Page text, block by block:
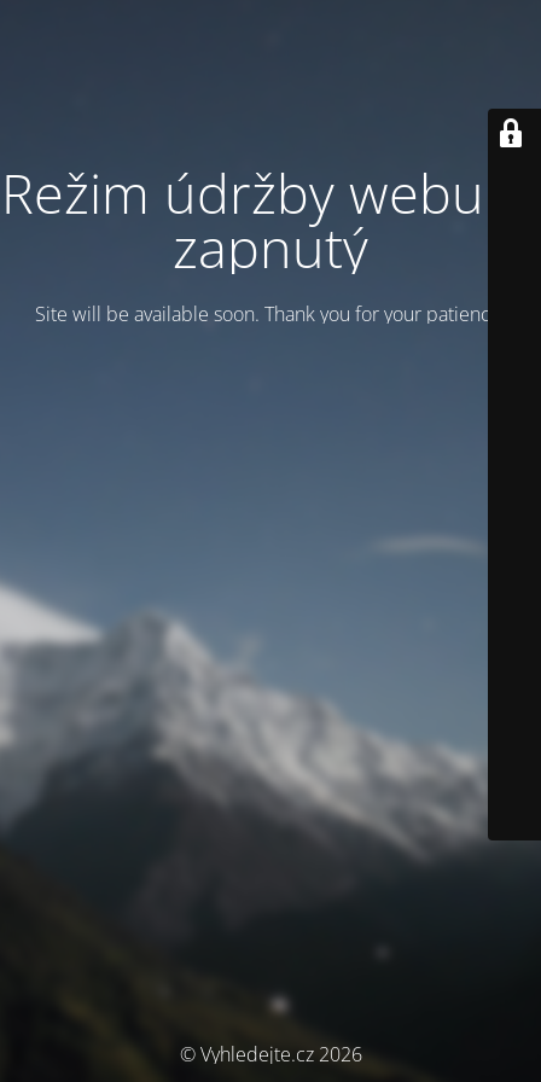
Režim údržby webu je
zapnutý
Site will be available soon. Thank you for your patience!
© Vyhledejte.cz 2026